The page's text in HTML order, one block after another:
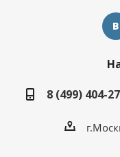
8 (499) 404-